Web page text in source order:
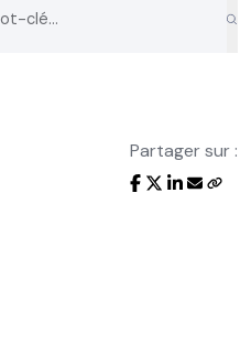
Partager sur :